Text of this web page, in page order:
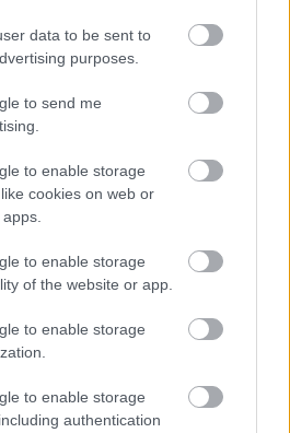
data to be sent to
purposes.
to send me
to enable storage
cookies on web or
to enable storage
of the website or app.
to enable storage
to enable storage
authentication
Gambit,
hülyének
elvakult akciófilm
limonádé-rom-
lányokat bilincsel a